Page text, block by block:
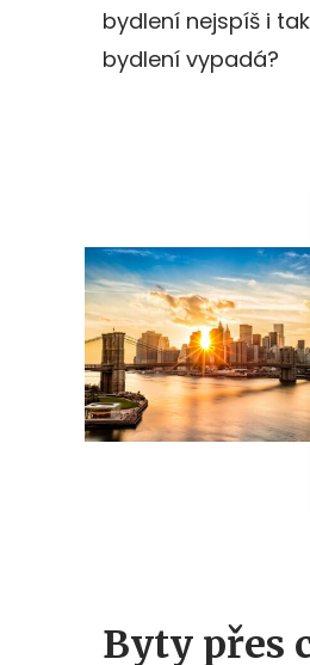
bydlení nejspíš i
bydlení vypadá?
Byty přes